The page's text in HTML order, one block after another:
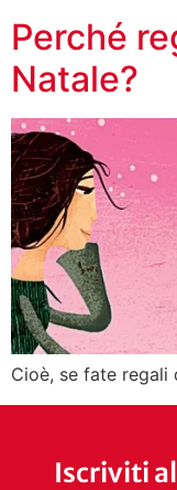
Perché
Natale?
Cioè, se fate regali
Iscriviti